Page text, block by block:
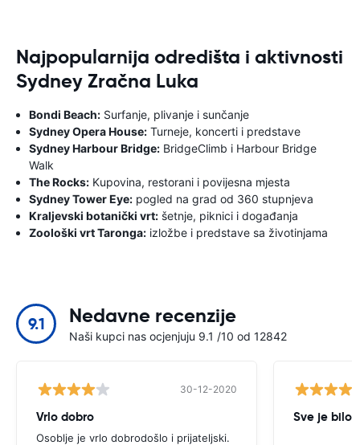
Najpopularnija odredišta i aktivnosti
Sydney Zračna Luka
Bondi Beach: Surfanje, plivanje i sunčanje
Sydney Opera House: Turneje, koncerti i predstave
Sydney Harbour Bridge: BridgeClimb i Harbour Bridge
Walk
The Rocks: Kupovina, restorani i povijesna mjesta
Sydney Tower Eye: pogled na grad od 360 stupnjeva
Kraljevski botanički vrt: šetnje, piknici i događanja
Zoološki vrt Taronga: izložbe i predstave sa životinjama
9.1 Nedavne recenzije
Naši kupci nas ocjenjuju 9.1 /10 od 12842
30-12-2020
Vrlo dobro
Osoblje je vrlo dobrodošlo i prijateljski.
Sve je bilo